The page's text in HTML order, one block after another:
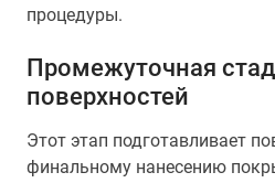
процедуры.
Промежуточная
поверхностей
Этот этап подготавливает
финальному нанесению